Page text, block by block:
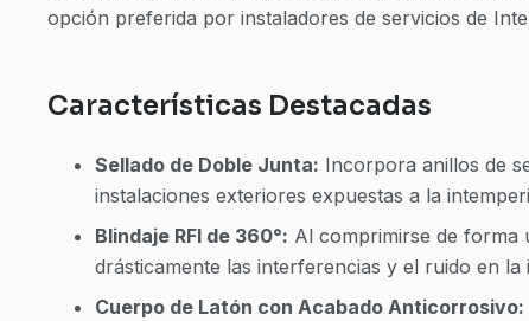
opción preferida por instaladores de servicios de
Características Destacadas
Sellado de Doble Junta: Incorpora anillos de
instalaciones exteriores expuestas a la
Blindaje RFI de 360°: Al comprimirse de forma
drásticamente las interferencias y el ruido en la
Cuerpo de Latón con Acabado Anticorrosivo: